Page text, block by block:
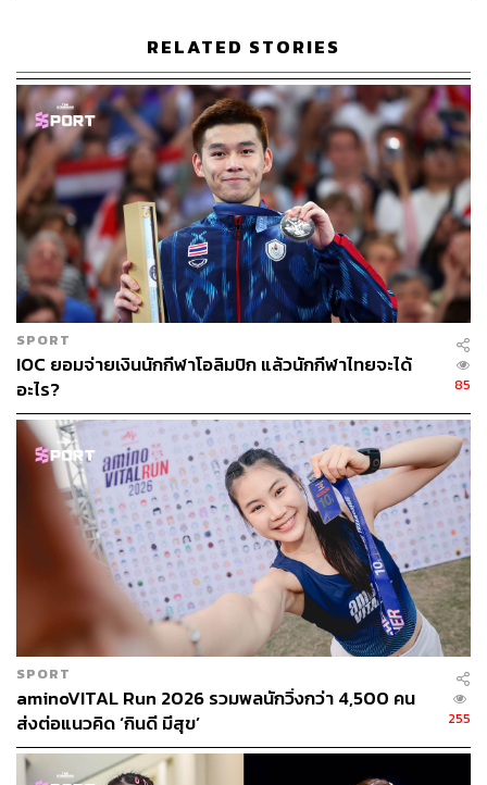
ภาพ:Courtesy of Ralph Lauren
ข่าวที่เกี่ยวข้อง:
ส่องแฟชั่น ‘ชุดพิธีเปิด’ โอลิมปิกเกมส์สุดปังในปารีส 20
24
ปารีส 101: ทุกเรื่องน่ารู้สำหรับโอลิมปิกเกมส์ 2024
สายการบิน Delta เผย โอลิมปิกเกมส์ที่ปารีสกระทบราย
ได้กว่า 3 พันล้านบาท
Air France คาด สูญ 7.1 พันล้าน! นักท่องเที่ยวหนีโอลิม
ปิกเกมส์ ปารีส 2024 กลัวแออัด-แพง-วุ่นวาย เลือกเที่ยว
ที่อื่นแทน
RELATED STORIES
SPORT
IOC ยอมจ่ายเงินนักกีฬาโอลิมปิก แล้วนักกีฬาไทยจะได้
อะไร?
85
SPORT
aminoVITAL Run 2026 รวมพลนักวิ่งกว่า 4,500 คน
ส่งต่อแนวคิด ‘กินดี มีสุข’
255